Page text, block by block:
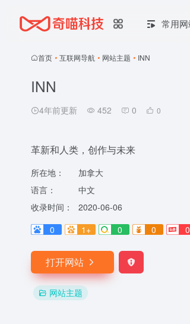
常用
首页 • 互联网导航 • 网站主题 • INN
INN
4年前更新 452 0 0
革新和人类，创作与未来
所在地：
加拿大
语言：
中文
收录时间：
2020-06-06
0
1+ 0 0 0
打开网站
网站主题